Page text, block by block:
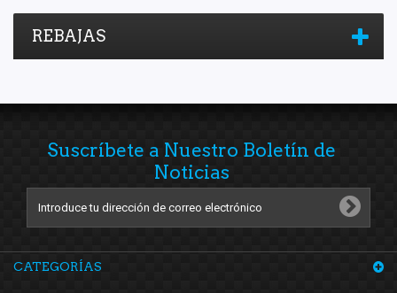
REBAJAS
Suscríbete a Nuestro Boletín de
Noticias
CATEGORÍAS